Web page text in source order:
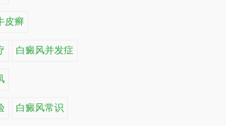
皮癣
白癜风并发症
白癜风常识